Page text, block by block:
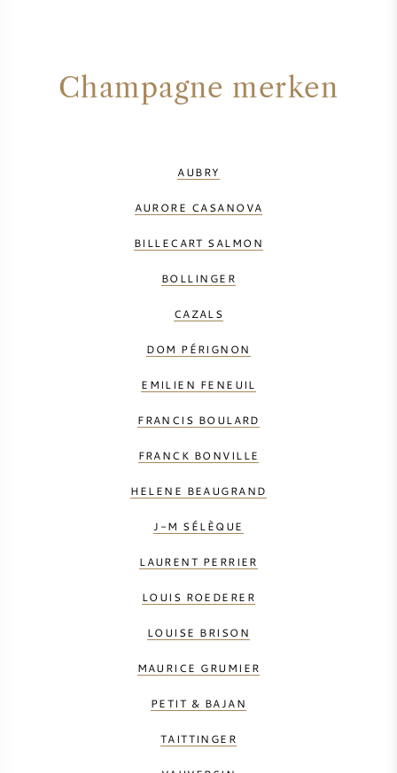
Champagne merken
AUBRY
AURORE CASANOVA
BILLECART SALMON
BOLLINGER
CAZALS
DOM PÉRIGNON
EMILIEN FENEUIL
FRANCIS BOULARD
FRANCK BONVILLE
HELENE BEAUGRAND
J-M SÉLÈQUE
LAURENT PERRIER
LOUIS ROEDERER
LOUISE BRISON
MAURICE GRUMIER
PETIT & BAJAN
TAITTINGER